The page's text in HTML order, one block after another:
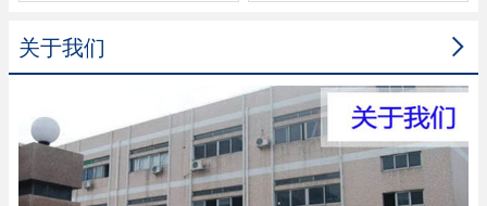

关于我们